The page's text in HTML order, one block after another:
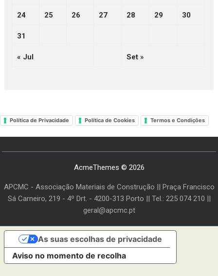
24 25 26 27 28 29 30
31
« Jul Set »
Política de Privacidade Política de Cookies Termos e Condições
AcmeThemes © 2026
APCMC - Associação Materiais de Construção || Praça Francisco
Sá Carneiro, 219 - 4º Drt. - 4200-313 Porto || Tel.: 225 074 210 ||
geral@apcmc.pt
Aviso no momento de recolha
As suas escolhas de privacidade